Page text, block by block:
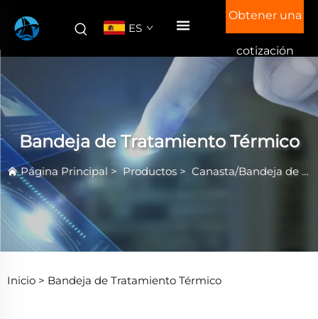
ES
Obtener una
cotización
Bandeja de Tratamiento Térmico
Página Principal >Productos > Canasta/Bandeja de Tratamiento Térmico
Inicio > Bandeja de Tratamiento Térmico